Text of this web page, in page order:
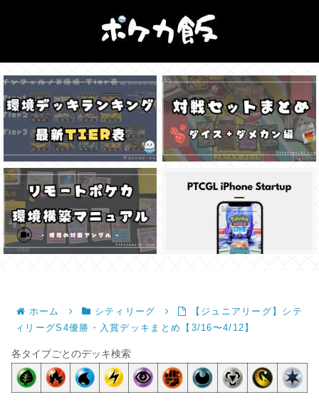
ホーム シティリーグ
【ジュニアリーグ】シテ
ィリーグS4優勝・入賞デッキまとめ【3/16〜4/12】
各タイプごとのデッキ検索